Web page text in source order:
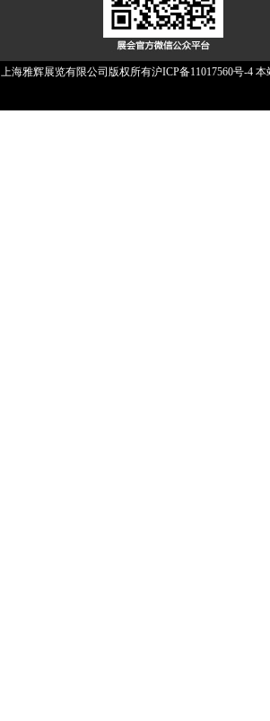
上海雅辉展览有限公司版权所有沪ICP备11017560号-4 本